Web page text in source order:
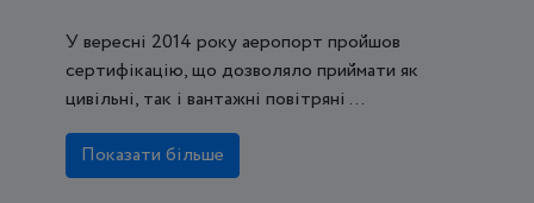
У вересні 2014 року аеропорт пройшов
сертифікацію, що дозволяло приймати як
цивільні, так і вантажні повітряні ...
Показати більше